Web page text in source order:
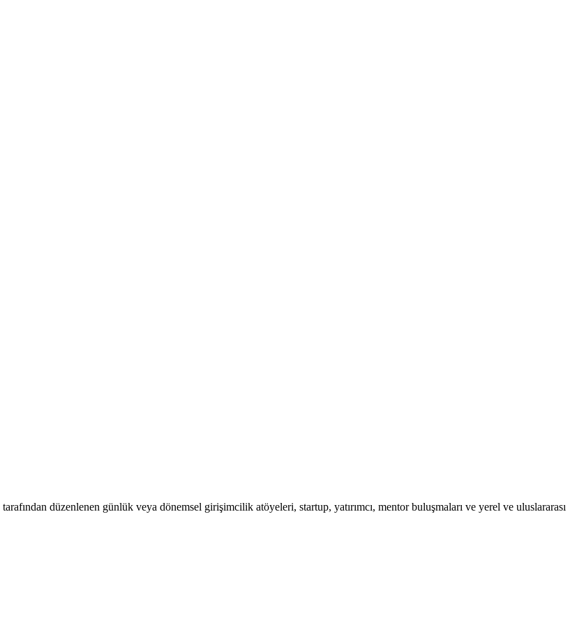
düzenlenen günlük veya dönemsel girişimcilik atöyeleri, startup, yatırımcı, mentor buluşmaları ve yerel ve uluslararası